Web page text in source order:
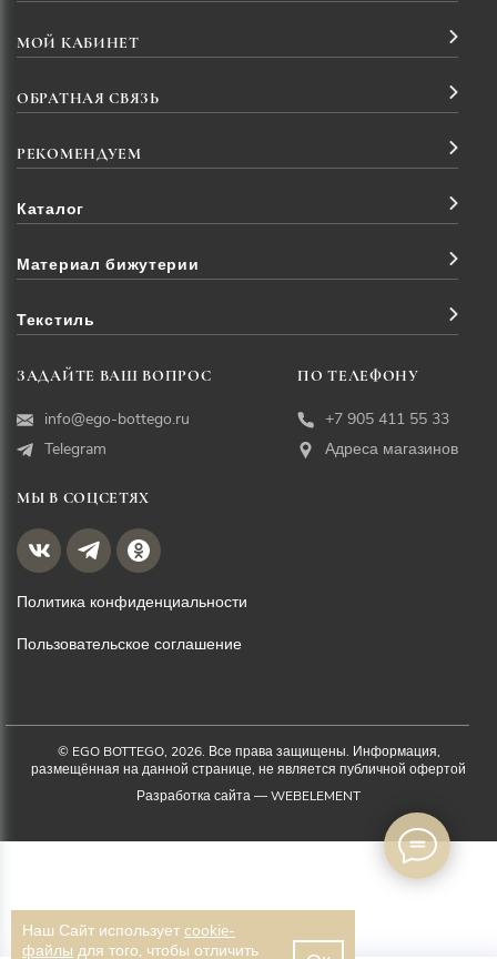
МОЙ КАБИНЕТ
ОБРАТНАЯ СВЯЗЬ
РЕКОМЕНДУЕМ
Каталог
Материал бижутерии
Текстиль
ЗАДАЙТЕ ВАШ ВОПРОС
info@ego-bottego.ru
Telegram
ПО ТЕЛЕФОНУ
+7 905 411 55 33
Адреса магазинов
МЫ В СОЦСЕТЯХ
Политика конфиденциальности
Пользовательское соглашение
© EGO BOTTEGO, 2026. Все права защищены. Информация,
размещённая на данной странице, не является публичной офертой
Разработка сайта —WEBELEMENT
Наш Сайт использует cookie-
файлы для того, чтобы отличить